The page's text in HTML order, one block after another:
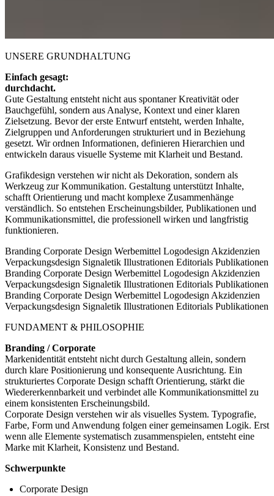
UNSERE GRUNDHALTUNG
Einfach gesagt:
durchdacht.
Gute Gestaltung entsteht nicht aus spontaner Kreativität oder
Bauchgefühl, sondern aus Analyse, Kontext und einer klaren
Zielsetzung. Bevor der erste Entwurf entsteht, werden Inhalte,
Zielgruppen und Anforderungen strukturiert und in Beziehung
gesetzt. Wir ordnen Informationen, definieren Hierarchien und
entwickeln daraus visuelle Systeme mit Klarheit und Bestand.
Grafikdesign verstehen wir nicht als Dekoration, sondern als
Werkzeug zur Kommunikation. Gestaltung unterstützt Inhalte,
schafft Orientierung und macht komplexe Zusammenhänge
verständlich. So entstehen Erscheinungsbilder, Publikationen und
Kommunikationsmittel, die professionell wirken und langfristig
funktionieren.
Branding Corporate Design Werbemittel Logodesign Akzidenzien
Verpackungsdesign Signaletik Illustrationen Editorials Publikationen
Branding Corporate Design Werbemittel Logodesign Akzidenzien
Verpackungsdesign Signaletik Illustrationen Editorials Publikationen
Branding Corporate Design Werbemittel Logodesign Akzidenzien
Verpackungsdesign Signaletik Illustrationen Editorials Publikationen
FUNDAMENT & PHILOSOPHIE
Branding / Corporate
Markenidentität entsteht nicht durch Gestaltung allein, sondern
durch klare Positionierung und konsequente Ausrichtung. Ein
strukturiertes Corporate Design schafft Orientierung, stärkt die
Wiedererkennbarkeit und verbindet alle Kommunikationsmittel zu
einem konsistenten Erscheinungsbild.
Corporate Design verstehen wir als visuelles System. Typografie,
Farbe, Form und Anwendung folgen einer gemeinsamen Logik. Erst
wenn alle Elemente systematisch zusammenspielen, entsteht eine
Marke mit Klarheit, Konsistenz und Bestand.
Schwerpunkte
Corporate Design